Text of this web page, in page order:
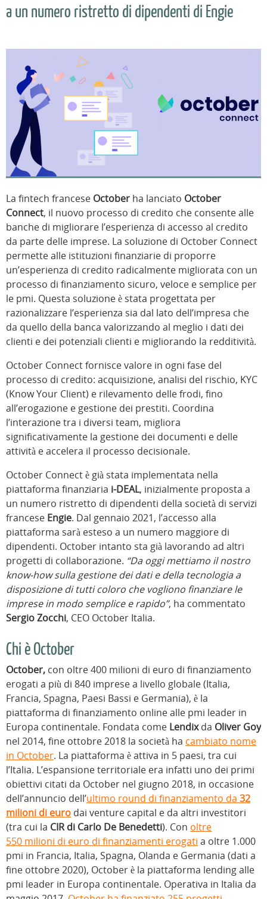
a un numero ristretto di dipendenti di Engie
La fintech francese October ha lanciato October
Connect, il nuovo processo di credito che consente alle
banche di migliorare l’esperienza di accesso al credito
da parte delle imprese. La soluzione di October Connect
permette alle istituzioni finanziarie di proporre
un’esperienza di credito radicalmente migliorata con un
processo di finanziamento sicuro, veloce e semplice per
le pmi. Questa soluzione è stata progettata per
razionalizzare l’esperienza sia dal lato dell’impresa che
da quello della banca valorizzando al meglio i dati dei
clienti e dei potenziali clienti e migliorando la redditività.
October Connect fornisce valore in ogni fase del
processo di credito: acquisizione, analisi del rischio, KYC
(Know Your Client) e rilevamento delle frodi, fino
all’erogazione e gestione dei prestiti. Coordina
l’interazione tra i diversi team, migliora
significativamente la gestione dei documenti e delle
attività e accelera il processo decisionale.
October Connect è già stata implementata nella
piattaforma finanziaria i-DEAL, inizialmente proposta a
un numero ristretto di dipendenti della società di servizi
francese Engie. Dal gennaio 2021, l’accesso alla
piattaforma sarà esteso a un numero maggiore di
dipendenti. October intanto sta già lavorando ad altri
progetti di collaborazione. “Da oggi mettiamo il nostro
know-how sulla gestione dei dati e della tecnologia a
disposizione di tutti coloro che vogliono finanziare le
imprese in modo semplice e rapido”, ha commentato
Sergio Zocchi, CEO October Italia.
Chi è October
October, con oltre 400 milioni di euro di finanziamento
erogati a più di 840 imprese a livello globale (Italia,
Francia, Spagna, Paesi Bassi e Germania), è la
piattaforma di finanziamento online alle pmi leader in
Europa continentale. Fondata come Lendixda Oliver Goy
nel 2014, fine ottobre 2018 la società ha cambiato nome
in October. La piattaforma è attiva in 5 paesi, tra cui
l’Italia. L’espansione territoriale era infatti uno dei primi
obiettivi citati da October nel giugno 2018, in occasione
dell’annuncio dell’ultimo round di finanziamento da 32
milioni di euro dai venture capital e da altri investitori
(tra cui la CIR di Carlo De Benedetti). Con oltre
550 milioni di euro di finanziamenti erogati a oltre 1.000
pmi in Francia, Italia, Spagna, Olanda e Germania (dati a
fine ottobre 2020), October è la piattaforma lending alle
pmi leader in Europa continentale. Operativa in Italia da